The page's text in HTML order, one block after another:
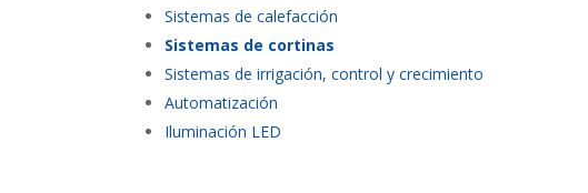
Sistemas de calefacción
Sistemas de cortinas
Sistemas de irrigación, control y crecimiento
Automatización
Iluminación LED